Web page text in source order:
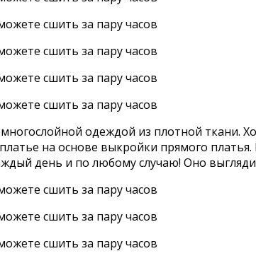
многослойной одеждой из плотной
на основе выкройки прямого
день и по любому случаю! Оно